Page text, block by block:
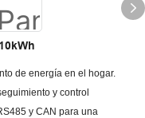
de energía en el hogar.
y control
y CAN para una